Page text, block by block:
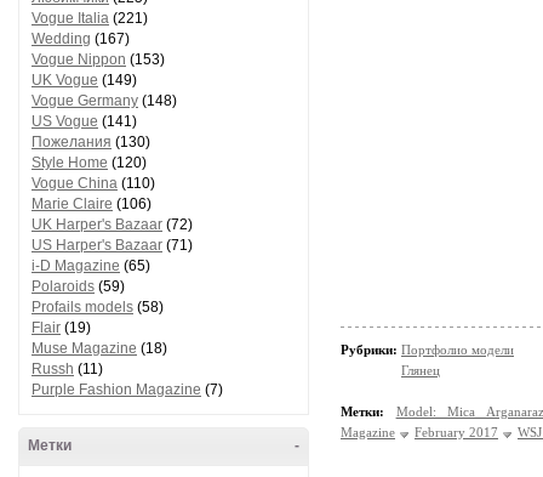
Vogue Italia (221)
Wedding (167)
Vogue Nippon (153)
UK Vogue (149)
Vogue Germany (148)
US Vogue (141)
Пожелания (130)
Style Home (120)
Vogue China (110)
Marie Claire (106)
UK Harper's Bazaar (72)
US Harper's Bazaar (71)
i-D Magazine (65)
Polaroids (59)
Profails models (58)
Flair (19)
Muse Magazine (18)
Russh (11)
Purple Fashion Magazine (7)
-
Метки
Рубрики: Портфолио модели
Глянец
Метки:
Model: Mica Arganaraz
Magazine
February 2017